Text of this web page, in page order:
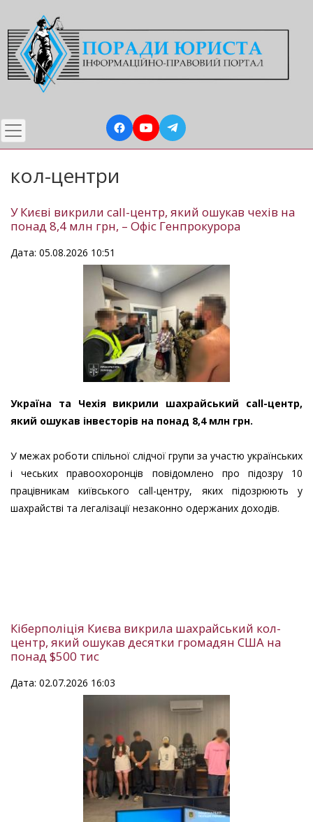
до
основного
вмісту
кол-центри
У Києві викрили call-центр, який ошукав чехів на
понад 8,4 млн грн, – Офіс Генпрокурора
Дата: 05.08.2026 10:51
Україна та Чехія викрили шахрайський call-центр,
який ошукав інвесторів на понад 8,4 млн грн.
У межах роботи спільної слідчої групи за участю українських
і чеських правоохоронців повідомлено про підозру 10
працівникам київського call-центру, яких підозрюють у
шахрайстві та легалізації незаконно одержаних доходів.
Кіберполіція Києва викрила шахрайський кол-
центр, який ошукав десятки громадян США на
понад $500 тис
Дата: 02.07.2026 16:03